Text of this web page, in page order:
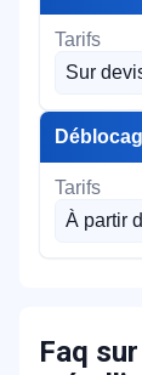
Sur
À partir
Faq